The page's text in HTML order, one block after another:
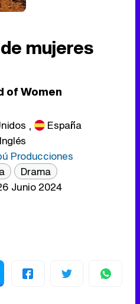
mujeres
of Women
,
España
Inglés
Producciones
Drama
Junio 2024